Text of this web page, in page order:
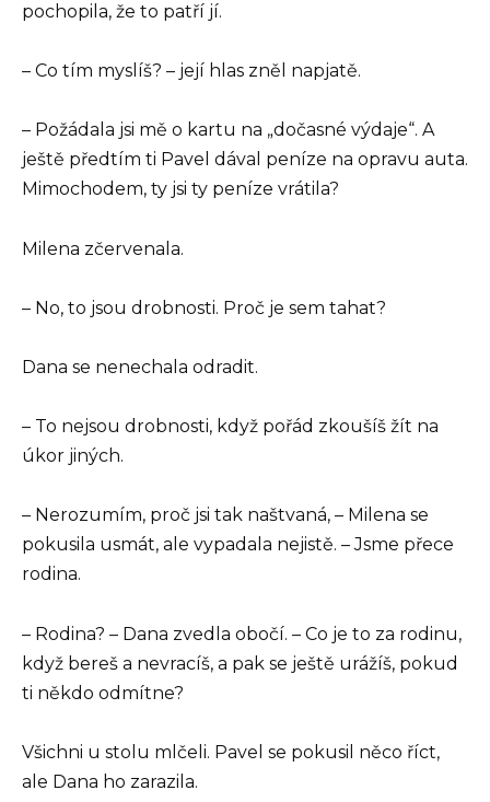
pochopila, že to patří jí.
– Co tím myslíš? – její hlas zněl napjatě.
– Požádala jsi mě o kartu na „dočasné výdaje“. A
ještě předtím ti Pavel dával peníze na opravu auta.
Mimochodem, ty jsi ty peníze vrátila?
Milena zčervenala.
– No, to jsou drobnosti. Proč je sem tahat?
Dana se nenechala odradit.
– To nejsou drobnosti, když pořád zkoušíš žít na
úkor jiných.
– Nerozumím, proč jsi tak naštvaná, – Milena se
pokusila usmát, ale vypadala nejistě. – Jsme přece
rodina.
– Rodina? – Dana zvedla obočí. – Co je to za rodinu,
když bereš a nevracíš, a pak se ještě urážíš, pokud
ti někdo odmítne?
Všichni u stolu mlčeli. Pavel se pokusil něco říct,
ale Dana ho zarazila.